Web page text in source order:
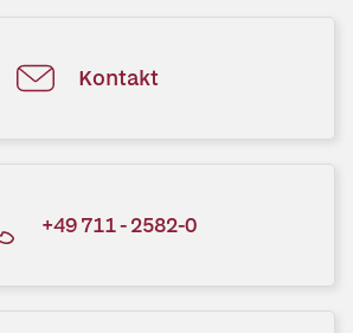
Kontakt
+49 711 - 2582-0